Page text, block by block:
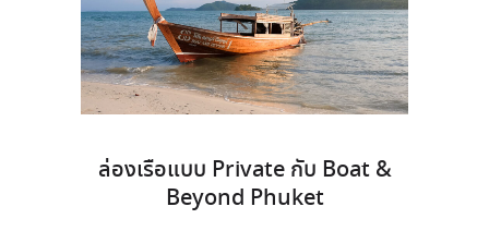
ล่องเรือแบบ Private กับ Boat &
Beyond Phuket